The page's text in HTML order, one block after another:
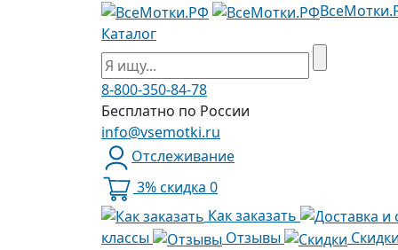
Каталог
8-800-350-84-78
Бесплатно по России
info@vsemotki.ru
Отслеживание
3% скидка 0
Как заказать
классы
Отзывы
Скидки